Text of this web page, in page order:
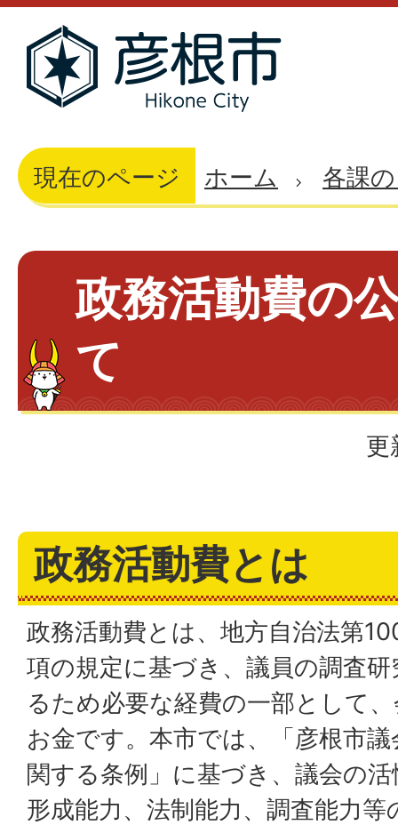
現在のページ ホーム 各課
政務活動費の
て
更
政務活動費とは
政務活動費とは、地方自治法第
項の規定に基づき、議員の調査
るため必要な経費の一部として
お金です。本市では、「彦根市
関する条例」に基づき、議会の
形成能力、法制能力、調査能力